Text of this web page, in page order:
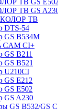
ТВ GS E502
ТВ GS
ТВ
DTS-54
GS B534M
CAM CI+
GS B211
GS B521
U210CI
GS E212
GS E502
GS A230
GS B532/GS